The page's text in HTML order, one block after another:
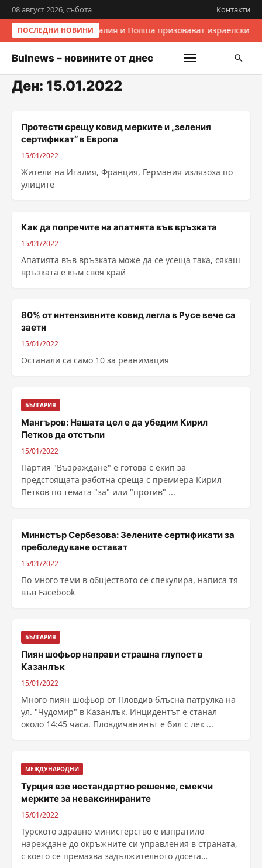
08 август 2026, събота Контакти
ПОСЛЕДНИ НОВИНИИталия и Полша призовават
Bulnews – новините от днес
Ден: 15.01.2022
Протести срещу ковид мерките и „зеления
сертификат“ в Европа
15/01/2022
Жители на Италия, Франция, Германия излязоха по
улиците
Как да попречите на апатията във връзката
15/01/2022
Апатията във връзката може да се усеща така, сякаш
връзката е към своя край
80% от интензивните ковид легла в Русе вече са
заети
15/01/2022
Останали са само 10 за реанимация
БЪЛГАРИЯ
Мангъров: Нашата цел е да убедим Кирил
Петков да отстъпи
15/01/2022
Партия "Възраждане" е готова с екип за
предстоящата работна среща с премиера Кирил
Петков по темата "за" или "против" ...
Министър Сербезова: Зелените сертификати за
преболедуване остават
15/01/2022
По много теми в обществото се спекулира, написа тя
във Facebook
БЪЛГАРИЯ
Пиян шофьор направи страшна глупост в
Казанлък
15/01/2022
Много пиян шофьор от Пловдив блъсна патрулка на
ул. "Чудомир" в Казанлък. Инцидентът е станал
около 14:45 часа. Пловдичанинът е бил с лек ...
МЕЖДУНАРОДНИ
Турция взе нестандартно решение, смекчи
мерките за неваксинираните
15/01/2022
Турското здравно министерство е изпратило
нареждане до окръжните си управления в страната,
с което се премахва задължителното досега